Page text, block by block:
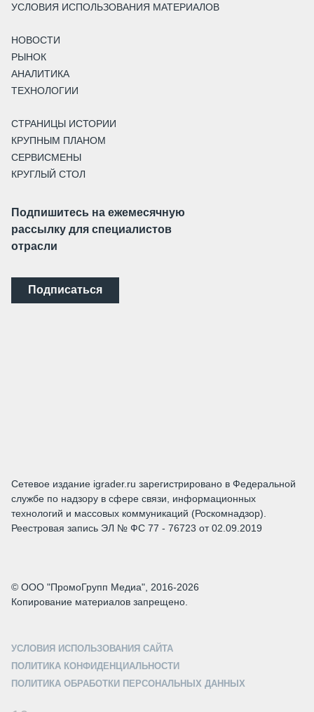
УСЛОВИЯ ИСПОЛЬЗОВАНИЯ МАТЕРИАЛОВ
НОВОСТИ
РЫНОК
АНАЛИТИКА
ТЕХНОЛОГИИ
СТРАНИЦЫ ИСТОРИИ
КРУПНЫМ ПЛАНОМ
СЕРВИСМЕНЫ
КРУГЛЫЙ СТОЛ
Подпишитесь на ежемесячную
рассылку для специалистов
отрасли
Подписаться
Сетевое издание igrader.ru зарегистрировано в Федеральной
службе по надзору в сфере связи, информационных
технологий и массовых коммуникаций (Роскомнадзор).
Реестровая запись ЭЛ № ФС 77 - 76723 от 02.09.2019
© ООО "ПромоГрупп Медиа", 2016-2026
Копирование материалов запрещено.
УСЛОВИЯ ИСПОЛЬЗОВАНИЯ САЙТА
ПОЛИТИКА КОНФИДЕНЦИАЛЬНОСТИ
ПОЛИТИКА ОБРАБОТКИ ПЕРСОНАЛЬНЫХ ДАННЫХ